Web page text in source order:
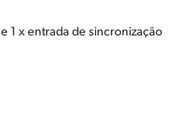
1 x entrada de sincronização